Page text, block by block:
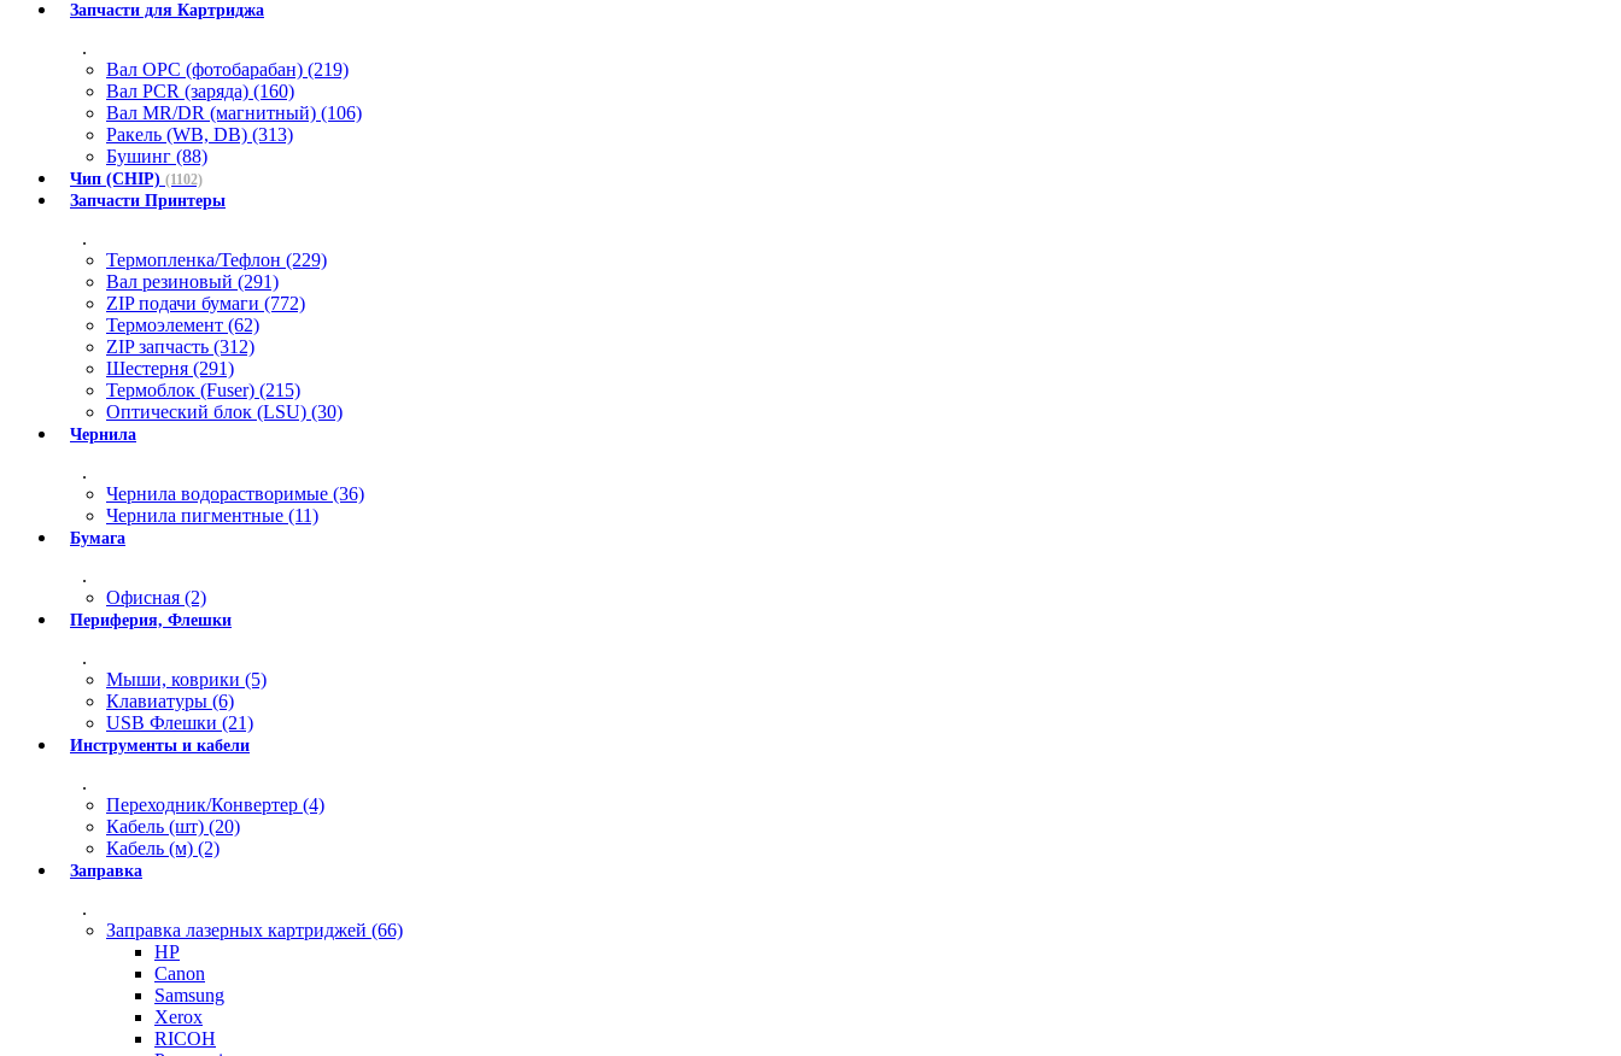
Запчасти для Картриджа
.
Вал OPC (фотобарабан) (219)
Вал PCR (заряда) (160)
Вал MR/DR (магнитный) (106)
Ракель (WB, DB) (313)
Бушинг (88)
Чип (CHIP) (1102)
Запчасти Принтеры
.
Термопленка/Тефлон (229)
Вал резиновый (291)
ZIP подачи бумаги (772)
Термоэлемент (62)
ZIP запчасть (312)
Шестерня (291)
Термоблок (Fuser) (215)
Оптический блок (LSU) (30)
Чернила
.
Чернила водорастворимые (36)
Чернила пигментные (11)
Бумага
.
Офисная (2)
Периферия, Флешки
.
Мыши, коврики (5)
Клавиатуры (6)
USB Флешки (21)
Инструменты и кабели
.
Переходник/Конвертер (4)
Кабель (шт) (20)
Кабель (м) (2)
Заправка
.
Заправка лазерных картриджей (66)
HP
Canon
Samsung
Xerox
RICOH